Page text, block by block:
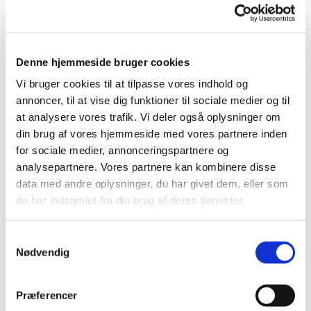
Denne hjemmeside bruger cookies
Vi bruger cookies til at tilpasse vores indhold og
annoncer, til at vise dig funktioner til sociale medier og til
at analysere vores trafik. Vi deler også oplysninger om
din brug af vores hjemmeside med vores partnere inden
for sociale medier, annonceringspartnere og
analysepartnere. Vores partnere kan kombinere disse
data med andre oplysninger, du har givet dem, eller som
de har indsamlet fra din brug af deres tjenester.
Nødvendig
Præferencer
Psst: Børneklubben er også en oplagt opvarmning til
årets Juletræstænding for hele familien senere på
eftermiddagen!
Vi hygger, hører historier og slipper vores kreative sans
fri! ✨
Man kan tegne, male, klippe-klistre eller lave formclay
- og vorse Børne- og ungemedarbejder Nina står klar til
at guide med inspiration og hjælp til den kreative leg
Børneklub er gratis for alle børn og deres voksne -
også for jer, der ikke plejer at komme i kirke om